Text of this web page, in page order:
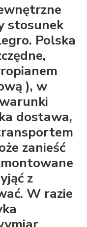
stosunek
Polska
), w
dostawa,
zanieść
z
W razie